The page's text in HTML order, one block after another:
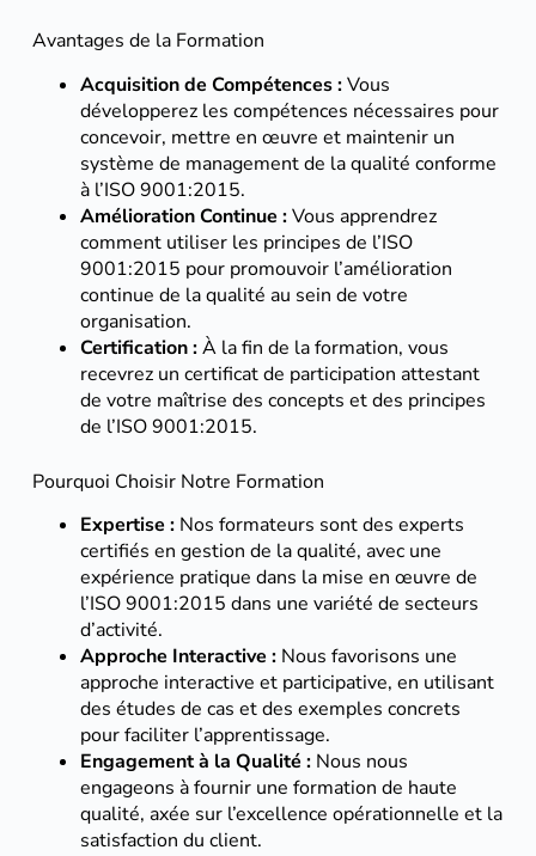
Avantages de la Formation
Acquisition de Compétences :Vous
développerez les compétences nécessaires pour
concevoir, mettre en œuvre et maintenir un
système de management de la qualité conforme
à l’ISO 9001:2015.
Amélioration Continue :Vous apprendrez
comment utiliser les principes de l’ISO
9001:2015 pour promouvoir l’amélioration
continue de la qualité au sein de votre
organisation.
Certification :À la fin de la formation, vous
recevrez un certificat de participation attestant
de votre maîtrise des concepts et des principes
de l’ISO 9001:2015.
Pourquoi Choisir Notre Formation
Expertise :Nos formateurs sont des experts
certifiés en gestion de la qualité, avec une
expérience pratique dans la mise en œuvre de
l’ISO 9001:2015 dans une variété de secteurs
d’activité.
Approche Interactive :Nous favorisons une
approche interactive et participative, en utilisant
des études de cas et des exemples concrets
pour faciliter l’apprentissage.
Engagement à la Qualité :Nous nous
engageons à fournir une formation de haute
qualité, axée sur l’excellence opérationnelle et la
satisfaction du client.